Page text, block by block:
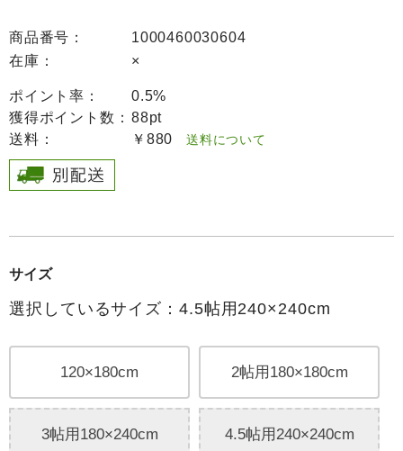
商品番号：
1000460030604
在庫：
×
ポイント率：
0.5%
獲得ポイント数： 88pt
送料：
￥880 送料について
サイズ
選択しているサイズ：4.5帖用240×240cm
120×180cm 2帖用180×180cm
3帖用180×240cm 4.5帖用240×240cm